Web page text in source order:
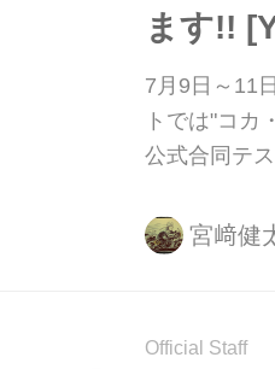
ます!!
7月9日～11
トでは"コカ
公式合同テ
耐久選手権
YARTのメ
宮﨑健
Official Staff